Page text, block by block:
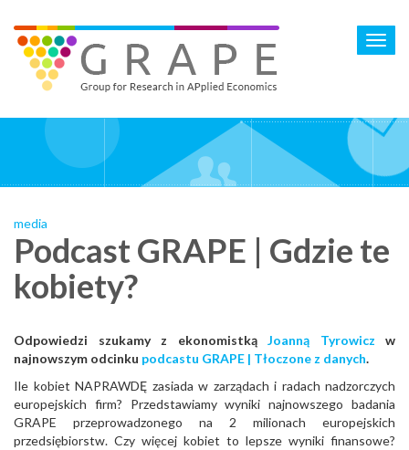
main
content
media
Podcast GRAPE | Gdzie te
kobiety?
Odpowiedzi szukamy z ekonomistką Joanną Tyrowicz w
najnowszym odcinku podcastu GRAPE | Tłoczone z danych.
Ile kobiet NAPRAWDĘ zasiada w zarządach i radach nadzorczych
europejskich firm? Przedstawiamy wyniki najnowszego badania
GRAPE przeprowadzonego na 2 milionach europejskich
przedsiębiorstw. Czy więcej kobiet to lepsze wyniki finansowe?